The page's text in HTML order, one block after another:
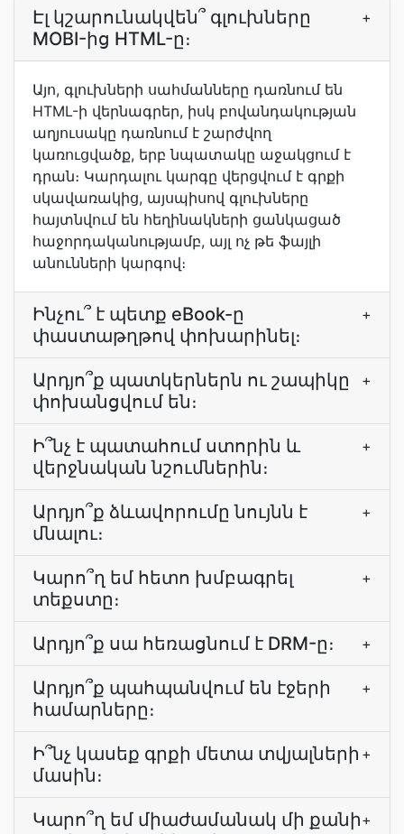
Էլ կշարունակվեն՞ գլուխները
MOBI-ից HTML-ը։
+
Այո, գլուխների սահմանները դառնում են
HTML-ի վերնագրեր, իսկ բովանդակության
աղյուսակը դառնում է շարժվող
կառուցվածք, երբ նպատակը աջակցում է
դրան։ Կարդալու կարգը վերցվում է գրքի
սկավառակից, այսպիսով գլուխները
հայտնվում են հեղինակների ցանկացած
հաջորդականությամբ, այլ ոչ թե ֆայլի
անունների կարգով։
Ինչու՞ է պետք eBook-ը
փաստաթղթով փոխարինել։
+
Արդյո՞ք պատկերներն ու շապիկը
փոխանցվում են։
+
Ի՞նչ է պատահում ստորին և
վերջնական նշումներին։
+
Արդյո՞ք ձևավորումը նույնն է
մնալու։
+
Կարո՞ղ եմ հետո խմբագրել
տեքստը։
+
Արդյո՞ք սա հեռացնում է DRM-ը։ +
Արդյո՞ք պահպանվում են էջերի
համարները։
+
Ի՞նչ կասեք գրքի մետա տվյալների
մասին։
+
Կարո՞ղ եմ միաժամանակ մի քանի+